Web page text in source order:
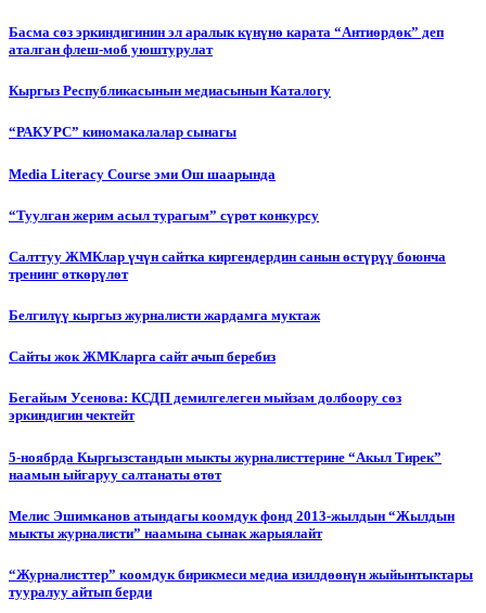
Басма сөз эркиндигинин эл аралык күнүнө карата “Антиөрдөк” деп
аталган флеш-моб уюштурулат
Кыргыз Республикасынын медиасынын Каталогу
“РАКУРС” киномакалалар сынагы
Media Literacy Сourse эми Ош шаарында
“Туулган жерим асыл турагым” сүрөт конкурсу
Салттуу ЖМКлар үчүн сайтка киргендердин санын өстүрүү боюнча
тренинг өткөрүлөт
Белгилүү кыргыз журналисти жардамга муктаж
Сайты жок ЖМКларга сайт ачып беребиз
Бегайым Усенова: КСДП демилгелеген мыйзам долбоору сөз
эркиндигин чектейт
5-ноябрда Кыргызстандын мыкты журналисттерине “Акыл Тирек”
наамын ыйгаруу салтанаты өтөт
Мелис Эшимканов атындагы коомдук фонд 2013-жылдын “Жылдын
мыкты журналисти” наамына сынак жарыялайт
“Журналисттер” коомдук бирикмеси медиа изилдөөнүн жыйынтыктары
тууралуу айтып берди